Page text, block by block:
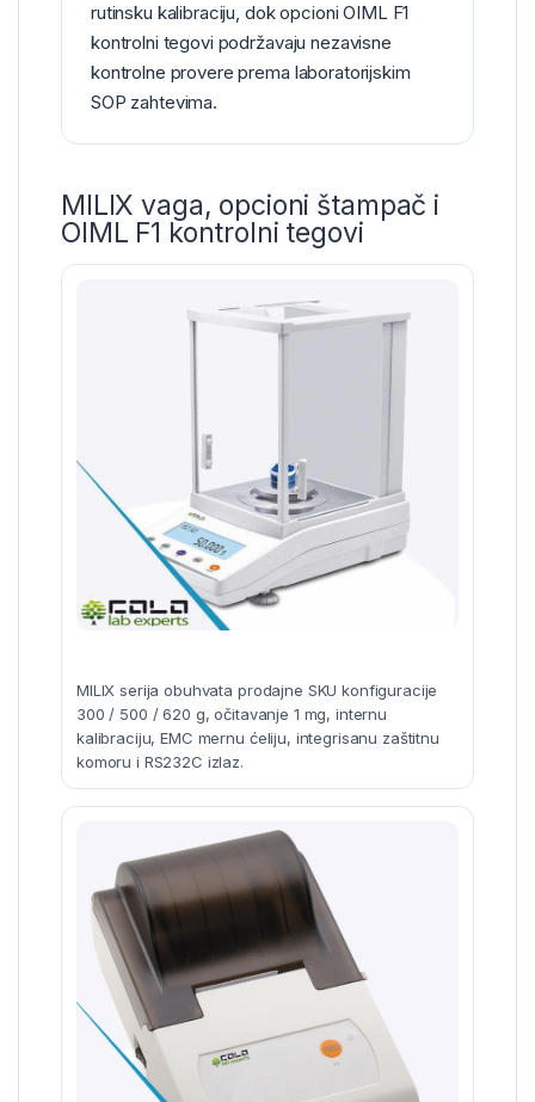
rutinsku kalibraciju, dok opcioni OIML F1
kontrolni tegovi podržavaju nezavisne
kontrolne provere prema laboratorijskim
SOP zahtevima.
MILIX vaga, opcioni štampač i
OIML F1 kontrolni tegovi
MILIX serija obuhvata prodajne SKU konfiguracije
300 / 500 / 620 g, očitavanje 1 mg, internu
kalibraciju, EMC mernu ćeliju, integrisanu zaštitnu
komoru i RS232C izlaz.